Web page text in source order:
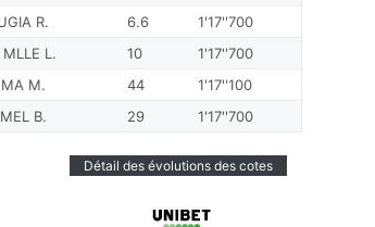
R. 6.6
1'17''700
MLLE L. 10
1'17''700
M. 44
1'17''100
B. 29 1'17''700
Détail des évolutions des cotes